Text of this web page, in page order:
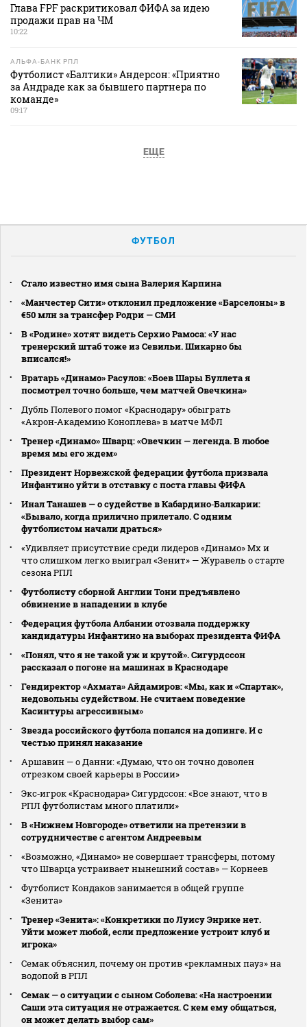
Глава FPF раскритиковал ФИФА за идею
продажи прав на ЧМ
10:22
АЛЬФА-БАНК РПЛ
Футболист «Балтики» Андерсон: «Приятно
за Андраде как за бывшего партнера по
команде»
09:17
ЕЩЕ
ФУТБОЛ
Стало известно имя сына Валерия Карпина
«Манчестер Сити» отклонил предложение «Барселоны» в
€50 млн за трансфер Родри — СМИ
В «Родине» хотят видеть Серхио Рамоса: «У нас
тренерский штаб тоже из Севильи. Шикарно бы
вписался!»
Вратарь «Динамо» Расулов: «Боев Шары Буллета я
посмотрел точно больше, чем матчей Овечкина»
Дубль Полевого помог «Краснодару» обыграть
«Акрон‑Академию Коноплева» в матче МФЛ
Тренер «Динамо» Шварц: «Овечкин — легенда. В любое
время мы его ждем»
Президент Норвежской федерации футбола призвала
Инфантино уйти в отставку с поста главы ФИФА
Инал Танашев — о судействе в Кабардино‑Балкарии:
«Бывало, когда прилично прилетало. С одним
футболистом начали драться»
«Удивляет присутствие среди лидеров «Динамо» Мх и
что слишком легко выиграл «Зенит» — Журавель о старте
сезона РПЛ
Футболисту сборной Англии Тони предъявлено
обвинение в нападении в клубе
Федерация футбола Албании отозвала поддержку
кандидатуры Инфантино на выборах президента ФИФА
«Понял, что я не такой уж и крутой». Сигурдссон
рассказал о погоне на машинах в Краснодаре
Гендиректор «Ахмата» Айдамиров: «Мы, как и «Спартак»,
недовольны судейством. Не считаем поведение
Касинтуры агрессивным»
Звезда российского футбола попался на допинге. И с
честью принял наказание
Аршавин — о Данни: «Думаю, что он точно доволен
отрезком своей карьеры в России»
Экс‑игрок «Краснодара» Сигурдссон: «Все знают, что в
РПЛ футболистам много платили»
В «Нижнем Новгороде» ответили на претензии в
сотрудничестве с агентом Андреевым
«Возможно, «Динамо» не совершает трансферы, потому
что Шварца устраивает нынешний состав» — Корнеев
Футболист Кондаков занимается в общей группе
«Зенита»
Тренер «Зенита»: «Конкретики по Луису Энрике нет.
Уйти может любой, если предложение устроит клуб и
игрока»
Семак объяснил, почему он против «рекламных пауз» на
водопой в РПЛ
Семак — о ситуации с сыном Соболева: «На настроении
Саши эта ситуация не отражается. С кем ему общаться,
он может делать выбор сам»